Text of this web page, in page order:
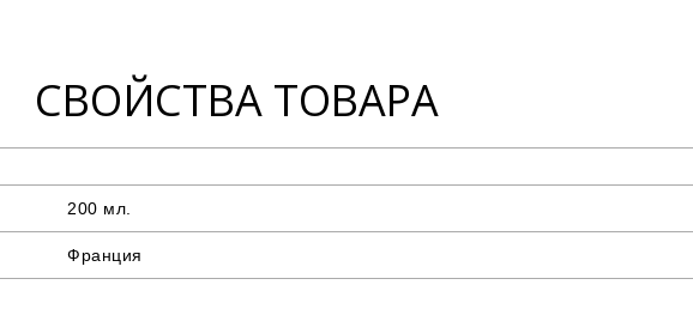
СВОЙСТВА ТОВАРА
200 мл.
Франция